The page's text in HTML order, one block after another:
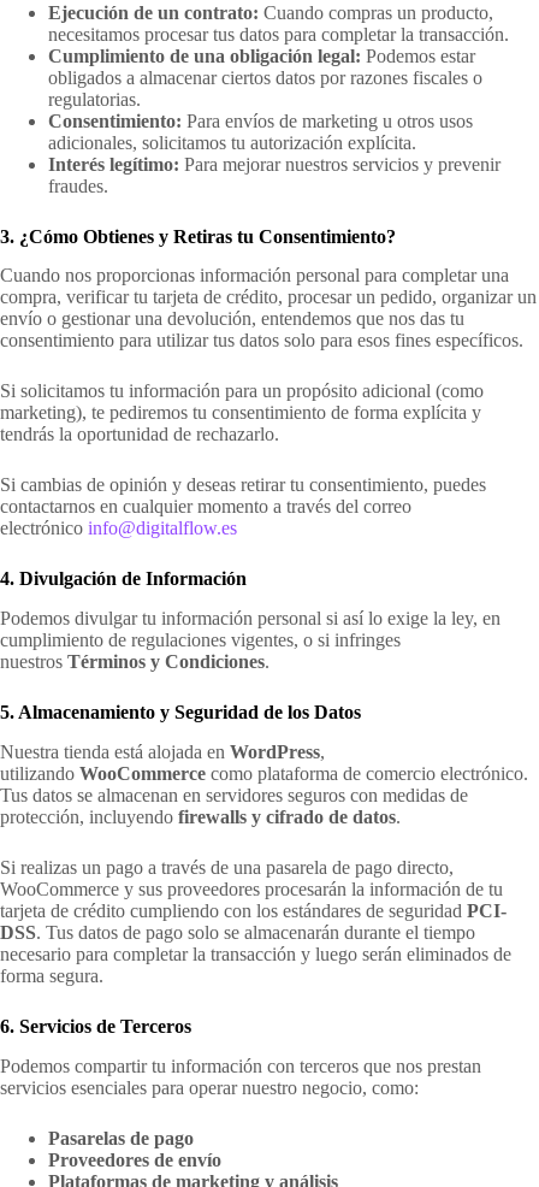
Ejecución de un contrato: Cuando compras un producto,
necesitamos procesar tus datos para completar la transacción.
Cumplimiento de una obligación legal: Podemos estar
obligados a almacenar ciertos datos por razones fiscales o
regulatorias.
Consentimiento: Para envíos de marketing u otros usos
adicionales, solicitamos tu autorización explícita.
Interés legítimo: Para mejorar nuestros servicios y prevenir
fraudes.
3. ¿Cómo Obtienes y Retiras tu Consentimiento?
Cuando nos proporcionas información personal para completar una
compra, verificar tu tarjeta de crédito, procesar un pedido, organizar un
envío o gestionar una devolución, entendemos que nos das tu
consentimiento para utilizar tus datos solo para esos fines específicos.
Si solicitamos tu información para un propósito adicional (como
marketing), te pediremos tu consentimiento de forma explícita y
tendrás la oportunidad de rechazarlo.
Si cambias de opinión y deseas retirar tu consentimiento, puedes
contactarnos en cualquier momento a través del correo
electrónico info@digitalflow.es
4. Divulgación de Información
Podemos divulgar tu información personal si así lo exige la ley, en
cumplimiento de regulaciones vigentes, o si infringes
nuestros Términos y Condiciones.
5. Almacenamiento y Seguridad de los Datos
Nuestra tienda está alojada en WordPress,
utilizando WooCommerce como plataforma de comercio electrónico.
Tus datos se almacenan en servidores seguros con medidas de
protección, incluyendo firewalls y cifrado de datos.
Si realizas un pago a través de una pasarela de pago directo,
WooCommerce y sus proveedores procesarán la información de tu
tarjeta de crédito cumpliendo con los estándares de seguridad PCI-
DSS. Tus datos de pago solo se almacenarán durante el tiempo
necesario para completar la transacción y luego serán eliminados de
forma segura.
6. Servicios de Terceros
Podemos compartir tu información con terceros que nos prestan
servicios esenciales para operar nuestro negocio, como:
Pasarelas de pago
Proveedores de envío
Plataformas de marketing y análisis